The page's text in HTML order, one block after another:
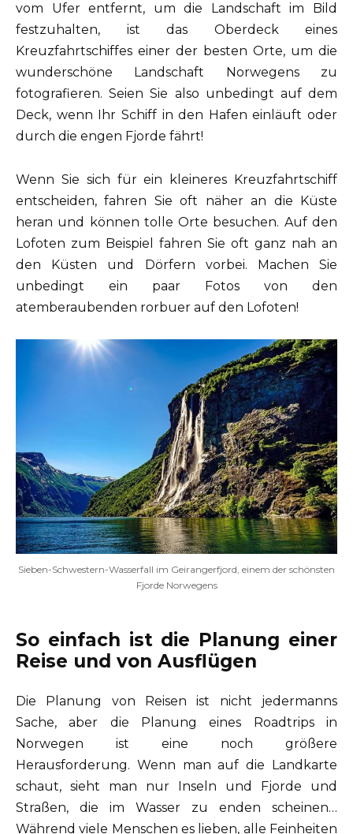
vom Ufer entfernt, um die Landschaft im Bild
festzuhalten, ist das Oberdeck eines
Kreuzfahrtschiffes einer der besten Orte, um die
wunderschöne Landschaft Norwegens zu
fotografieren. Seien Sie also unbedingt auf dem
Deck, wenn Ihr Schiff in den Hafen einläuft oder
durch die engen Fjorde fährt!
Wenn Sie sich für ein kleineres Kreuzfahrtschiff
entscheiden, fahren Sie oft näher an die Küste
heran und können tolle Orte besuchen. Auf den
Lofoten zum Beispiel fahren Sie oft ganz nah an
den Küsten und Dörfern vorbei. Machen Sie
unbedingt ein paar Fotos von den
atemberaubenden rorbuer auf den Lofoten!
Sieben-Schwestern-Wasserfall im Geirangerfjord, einem der schönsten
Fjorde Norwegens
So einfach ist die Planung einer
Reise und von Ausflügen
Die Planung von Reisen ist nicht jedermanns
Sache, aber die Planung eines Roadtrips in
Norwegen ist eine noch größere
Herausforderung. Wenn man auf die Landkarte
schaut, sieht man nur Inseln und Fjorde und
Straßen, die im Wasser zu enden scheinen…
Während viele Menschen es lieben, alle Feinheiten